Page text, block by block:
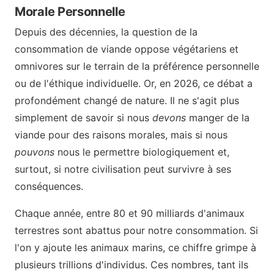
Morale Personnelle
Depuis des décennies, la question de la
consommation de viande oppose végétariens et
omnivores sur le terrain de la préférence personnelle
ou de l'éthique individuelle. Or, en 2026, ce débat a
profondément changé de nature. Il ne s'agit plus
simplement de savoir si nous devons manger de la
viande pour des raisons morales, mais si nous
pouvons nous le permettre biologiquement et,
surtout, si notre civilisation peut survivre à ses
conséquences.
Chaque année, entre 80 et 90 milliards d'animaux
terrestres sont abattus pour notre consommation. Si
l'on y ajoute les animaux marins, ce chiffre grimpe à
plusieurs trillions d'individus. Ces nombres, tant ils